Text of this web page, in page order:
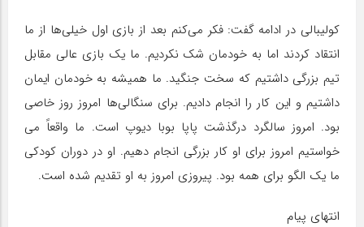
کولیبالی در ادامه گفت: فکر می‌کنم بعد از بازی اول خیلی‌ها از ما
انتقاد کردند اما به خودمان شک نکردیم. ما یک بازی عالی مقابل
تیم بزرگی داشتیم که سخت جنگید. ما همیشه به خودمان ایمان
داشتیم و این کار را انجام دادیم. برای سنگالی‌ها امروز روز خاصی
بود. امروز سالگرد درگذشت پاپا بوبا دیوپ است. ما واقعاً می
خواستیم امروز برای او کار بزرگی انجام دهیم. او در دوران کودکی
ما یک الگو برای همه بود. پیروزی امروز به او تقدیم شده است.
انتهای پیام